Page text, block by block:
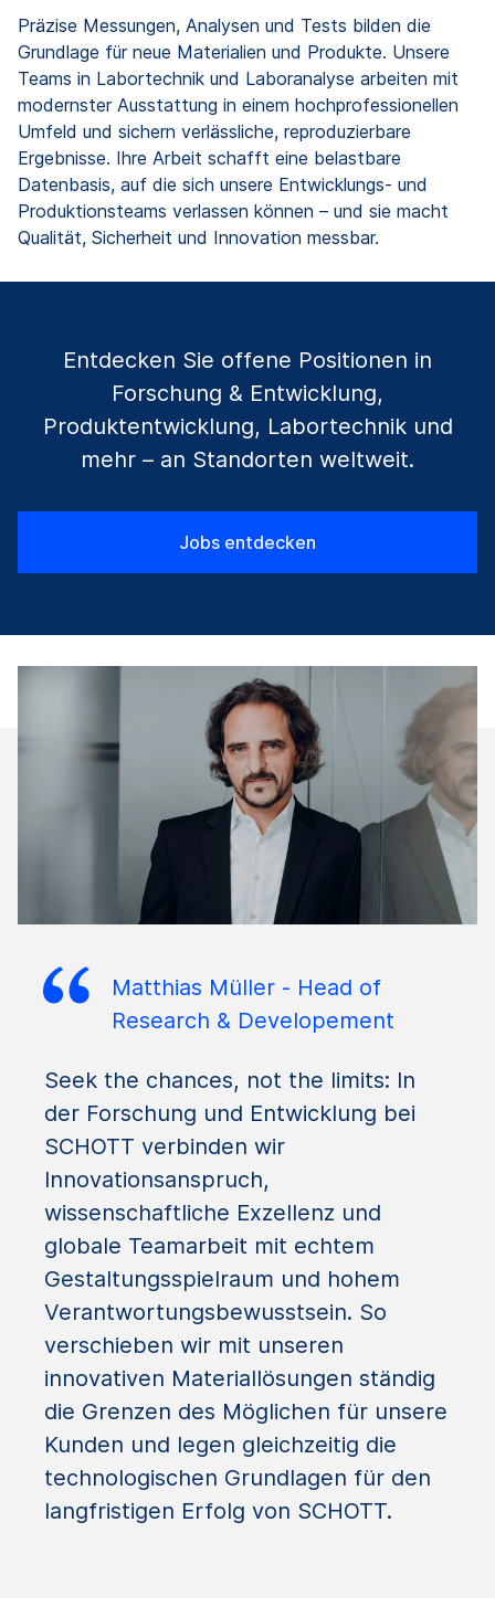
Präzise Messungen, Analysen und Tests bilden die
Grundlage für neue Materialien und Produkte. Unsere
Teams in Labortechnik und Laboranalyse arbeiten mit
modernster Ausstattung in einem hochprofessionellen
Umfeld und sichern verlässliche, reproduzierbare
Ergebnisse. Ihre Arbeit schafft eine belastbare
Datenbasis, auf die sich unsere Entwicklungs- und
Produktionsteams verlassen können – und sie macht
Qualität, Sicherheit und Innovation messbar.
Entdecken Sie offene Positionen in
Forschung & Entwicklung,
Produktentwicklung, Labortechnik und
mehr – an Standorten weltweit.
Jobs entdecken
Matthias Müller - Head of
Research & Developement
Seek the chances, not the limits: In
der Forschung und Entwicklung bei
SCHOTT verbinden wir
Innovationsanspruch,
wissenschaftliche Exzellenz und
globale Teamarbeit mit echtem
Gestaltungsspielraum und hohem
Verantwortungsbewusstsein. So
verschieben wir mit unseren
innovativen Materiallösungen ständig
die Grenzen des Möglichen für unsere
Kunden und legen gleichzeitig die
technologischen Grundlagen für den
langfristigen Erfolg von SCHOTT.